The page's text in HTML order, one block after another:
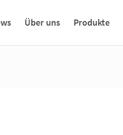
Über uns Produkte